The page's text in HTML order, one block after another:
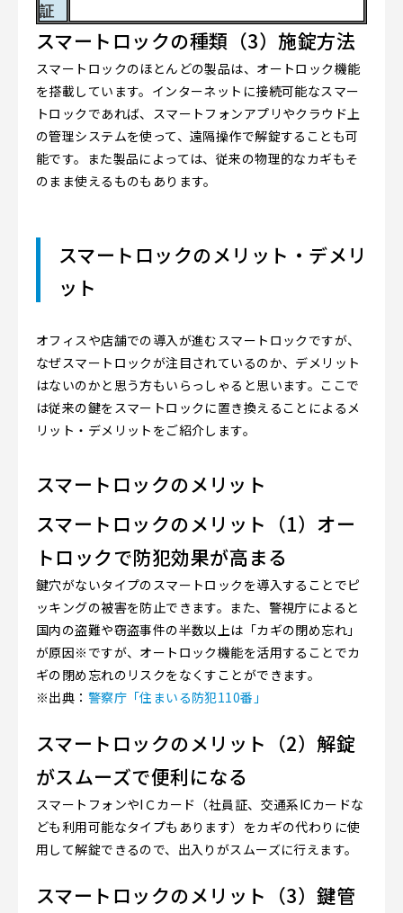
証
スマートロックの種類（3）施錠方法
スマートロックのほとんどの製品は、オートロック機能
を搭載しています。インターネットに接続可能なスマー
トロックであれば、スマートフォンアプリやクラウド上
の管理システムを使って、遠隔操作で解錠することも可
能です。また製品によっては、従来の物理的なカギもそ
のまま使えるものもあります。
スマートロックのメリット・デメリ
ット
オフィスや店舗での導入が進むスマートロックですが、
なぜスマートロックが注目されているのか、デメリット
はないのかと思う方もいらっしゃると思います。ここで
は従来の鍵をスマートロックに置き換えることによるメ
リット・デメリットをご紹介します。
スマートロックのメリット
スマートロックのメリット（1）オー
トロックで防犯効果が高まる
鍵穴がないタイプのスマートロックを導入することでピ
ッキングの被害を防止できます。また、警視庁によると
国内の盗難や窃盗事件の半数以上は「カギの閉め忘れ」
が原因※ですが、オートロック機能を活用することでカ
ギの閉め忘れのリスクをなくすことができます。
※出典： 警察庁「住まいる防犯110番」
スマートロックのメリット（2）解錠
がスムーズで便利になる
スマートフォンやIＣカード（社員証、交通系ICカードな
ども利用可能なタイプもあります）をカギの代わりに使
用して解錠できるので、出入りがスムーズに行えます。
スマートロックのメリット（3）鍵管